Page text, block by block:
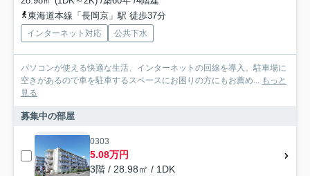
東海道本線「長岡京」駅 徒歩37分
インターネット対応 公共下水
パソコンが使える快適な生活、インターネットの回線を導入。駐車場に
空きがあるので車を駐車するスペースにお困りの方にもお薦め... もっと
見る
募集中の部屋
0303
5.08万円
3階 / 28.98㎡ / 1DK